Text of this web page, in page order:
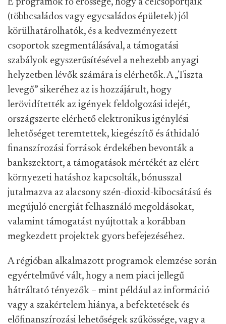
E programok fő erőssége, hogy a célcsoportjaik
(többcsaládos vagy egycsaládos épületek) jól
körülhatárolhatók, és a kedvezményezett
csoportok szegmentálásával, a támogatási
szabályok egyszerűsítésével a nehezebb anyagi
helyzetben lévők számára is elérhetők. A „Tiszta
levegő” sikeréhez az is hozzájárult, hogy
lerövidítették az igények feldolgozási idejét,
országszerte elérhető elektronikus igénylési
lehetőséget teremtettek, kiegészítő és áthidaló
finanszírozási források érdekében bevonták a
bankszektort, a támogatások mértékét az elért
környezeti hatáshoz kapcsolták, bónusszal
jutalmazva az alacsony szén-dioxid-kibocsátású és
megújuló energiát felhasználó megoldásokat,
valamint támogatást nyújtottak a korábban
megkezdett projektek gyors befejezéséhez.
A régióban alkalmazott programok elemzése során
egyértelművé vált, hogy a nem piaci jellegű
hátráltató tényezők – mint például az információ
vagy a szakértelem hiánya, a befektetések és
előfinanszírozási lehetőségek szűkössége, vagy a